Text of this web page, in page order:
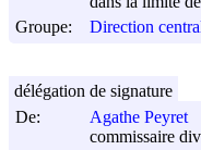
Groupe:
Direction
De:
Agathe Peyret
commissaire
délégation de signature